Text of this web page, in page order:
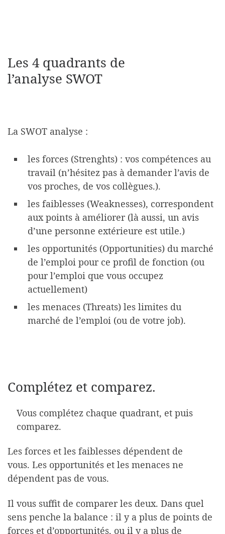
Les 4 quadrants de
l’analyse SWOT
La SWOT analyse :
les forces (Strenghts) : vos compétences au
travail (n’hésitez pas à demander l’avis de
vos proches, de vos collègues.).
les faiblesses (Weaknesses), correspondent
aux points à améliorer (là aussi, un avis
d’une personne extérieure est utile.)
les opportunités (Opportunities) du marché
de l’emploi pour ce profil de fonction (ou
pour l’emploi que vous occupez
actuellement)
les menaces (Threats) les limites du
marché de l’emploi (ou de votre job).
Complétez et comparez.
Vous complétez chaque quadrant, et puis
comparez.
Les forces et les faiblesses dépendent de
vous. Les opportunités et les menaces ne
dépendent pas de vous.
Il vous suffit de comparer les deux. Dans quel
sens penche la balance : il y a plus de points de
forces et d’opportunités, ou il y a plus de